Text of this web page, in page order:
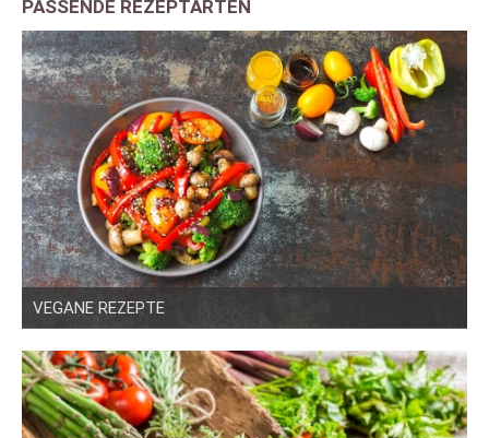
PASSENDE REZEPTARTEN
VEGANE REZEPTE